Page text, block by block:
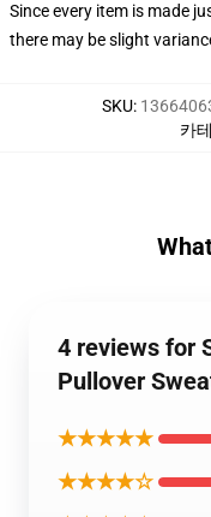
Since every item is made
there may be slight
SKU:
카
4 reviews for
Pullover
★★★★★
★★★★☆